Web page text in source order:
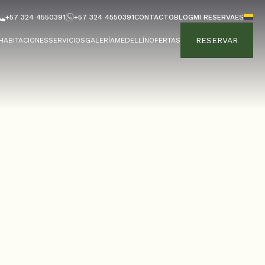
+57 324 4550391 +57 324 4550391CONTACTOBLOGMI RESERVAES
HABITACIONESSERVICIOSGALERÍAMEDELLÍNOFERTAS RESERVAR